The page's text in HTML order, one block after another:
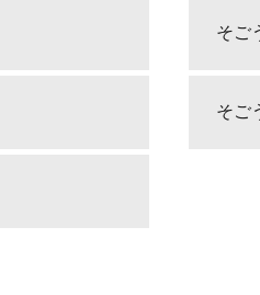
そご
そご